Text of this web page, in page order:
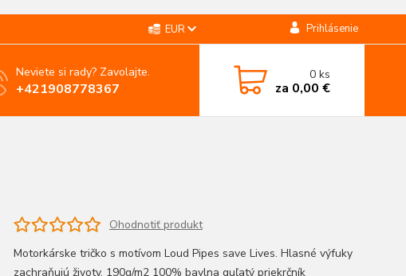
EUR Prihlásenie
Neviete si rady? Zavolajte.
+421908778367
0ks
za 0,00 €
Ohodnotiť produkt
Motorkárske tričko s motívom Loud Pipes save Lives. Hlasné výfuky
zachraňujú životy. 190g/m2 100% bavlna guľatý priekrčník